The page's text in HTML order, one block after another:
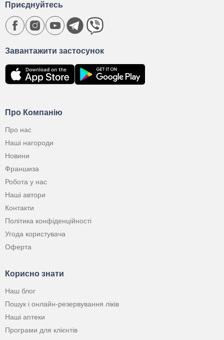
Про Компанію
Про нас
Наші нагороди
Новини
Франшиза
Робота у нас
Наші автори
Контакти
Політика конфіденційності
Угода користувача
Оферта
Корисно знати
Наш блог
Пошук і онлайн-резервування ліків
Наші аптеки
Програми для клієнтів
Завантажити застосунок
Приєднуйтесь